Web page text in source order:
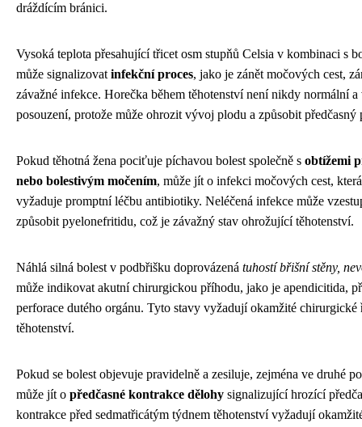
dráždícím bránici.
Vysoká teplota přesahující třicet osm stupňů Celsia v kombinaci s
může signalizovat infekční proces, jako je zánět močových cest,
závažné infekce. Horečka během těhotenství není nikdy normální
posouzení, protože může ohrozit vývoj plodu a způsobit předčasný
Pokud těhotná žena pociťuje píchavou bolest společně s obtížemi
nebo bolestivým močením, může jít o infekci močových cest,
vyžaduje promptní léčbu antibiotiky. Neléčená infekce může
způsobit pyelonefritidu, což je závažný stav ohrožující těhotenství.
Náhlá silná bolest v podbřišku doprovázená tuhostí břišní stěny,
může indikovat akutní chirurgickou příhodu, jako je apendicitida,
perforace dutého orgánu. Tyto stavy vyžadují okamžité chirurgické
těhotenství.
Pokud se bolest objevuje pravidelně a zesiluje, zejména ve druhé
může jít o předčasné kontrakce dělohy signalizující hrozící
kontrakce před sedmatřicátým týdnem těhotenství vyžadují